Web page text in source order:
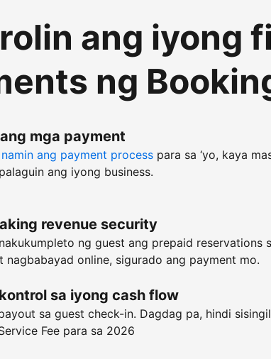
ang iyong
ng
mga payment
ang payment process para sa ‘yo, kaya
ang iyong business.
revenue security
ng guest ang prepaid reservations
nagbabayad online, sigurado ang payment mo.
sa iyong cash flow
sa guest check-in. Dagdag pa, hindi
Fee para sa 2026